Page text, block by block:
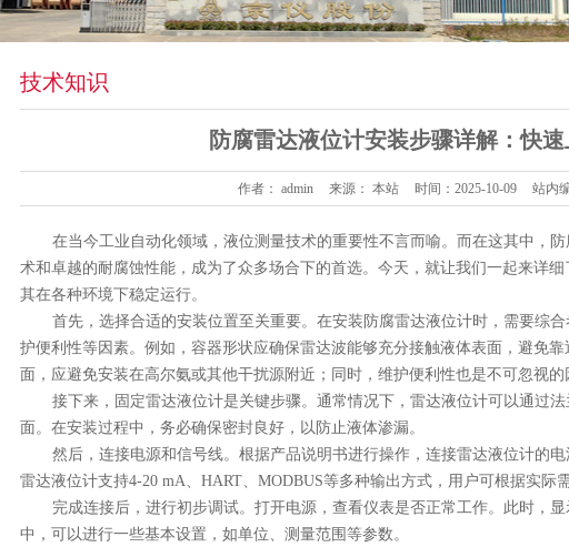
技术知识
防腐雷达液位计安装步骤详解：快
作者： admin 来源： 本站 时间：2025-10-09 站内
在当今工业自动化领域，液位测量技术的重要性不言而喻。而在这其中，防
术和卓越的耐腐蚀性能，成为了众多场合下的首选。今天，就让我们一起来详
其在各种环境下稳定运行。
首先，选择合适的安装位置至关重要。在安装防腐雷达液位计时，需要综
护便利性等因素。例如，容器形状应确保雷达波能够充分接触液体表面，避免
面，应避免安装在高尔氨或其他干扰源附近；同时，维护便利性也是不可忽视的
接下来，固定雷达液位计是关键步骤。通常情况下，雷达液位计可以通过
面。在安装过程中，务必确保密封良好，以防止液体渗漏。
然后，连接电源和信号线。根据产品说明书进行操作，连接雷达液位计的
雷达液位计支持4-20 mA、HART、MODBUS等多种输出方式，用户可根据实际
完成连接后，进行初步调试。打开电源，查看仪表是否正常工作。此时，
中，可以进行一些基本设置，如单位、测量范围等参数。